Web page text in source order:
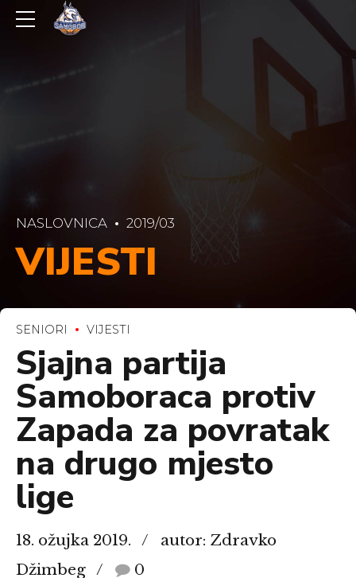
NASLOVNICA 2019/03
VIJESTI
SENIORI VIJESTI
Sjajna partija
Samoboraca protiv
Zapada za povratak
na drugo mjesto
lige
18. ožujka 2019.
autor: Zdravko
Džimbeg
0